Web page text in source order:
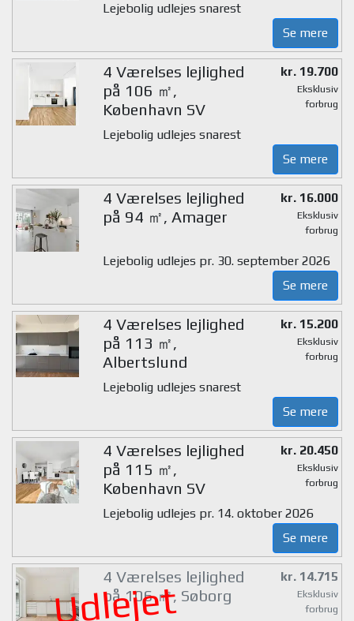
Lejebolig udlejes snarest
Se mere
4 Værelses lejlighed
på 106 ㎡,
København SV
kr. 19.700
Eksklusiv
forbrug
Lejebolig udlejes snarest
Se mere
4 Værelses lejlighed
på 94 ㎡, Amager
kr. 16.000
Eksklusiv
forbrug
Lejebolig udlejes pr. 30. september 2026
Se mere
4 Værelses lejlighed
på 113 ㎡,
Albertslund
kr. 15.200
Eksklusiv
forbrug
Lejebolig udlejes snarest
Se mere
4 Værelses lejlighed
på 115 ㎡,
København SV
kr. 20.450
Eksklusiv
forbrug
Lejebolig udlejes pr. 14. oktober 2026
Se mere
Udlejet
4 Værelses lejlighed
på 106 ㎡, Søborg
kr. 14.715
Eksklusiv
forbrug